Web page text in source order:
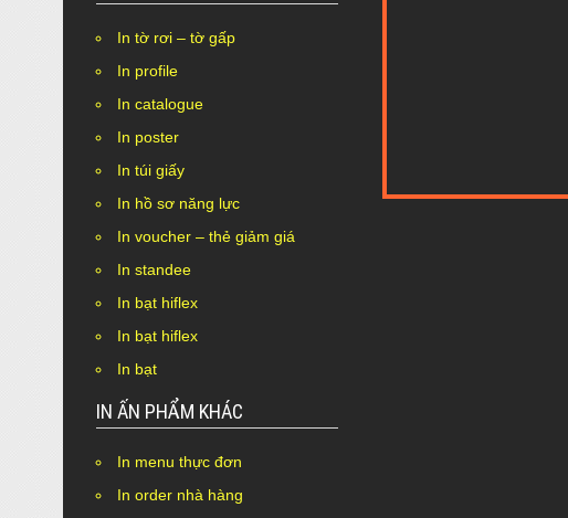
In tờ rơi – tờ gấp
In profile
In catalogue
In poster
In túi giấy
In hồ sơ năng lực
In voucher – thẻ giảm giá
In standee
In bạt hiflex
In bạt hiflex
In bạt
IN ẤN PHẨM KHÁC
In menu thực đơn
In order nhà hàng